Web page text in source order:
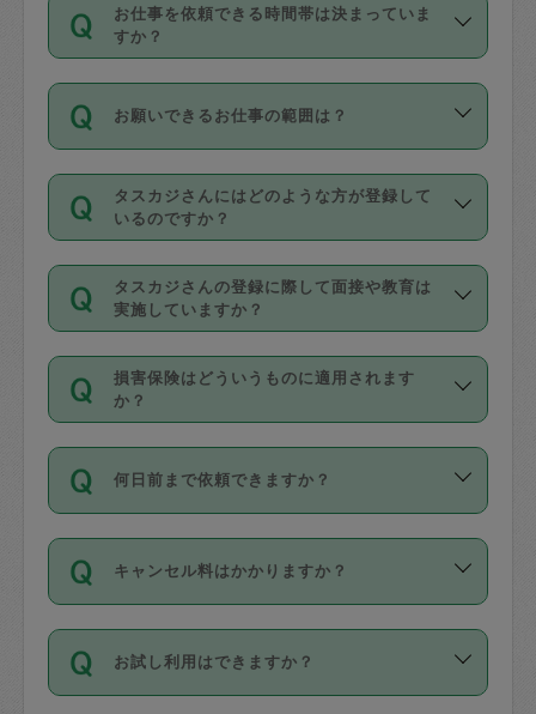
デビットカード・プリペイドカード（Vプ
リカ、au WALLETなど）は支払にはご利
銀行振込や現金払いも対応していませ
なお、タスカジさんの交通費も、依頼料
金のご請求と合わせてお支払いとなりま
動計算で表示されます。
定期の最低利用回数は設けていない代わ
りに、一定数を超えたキャンセルは有償
（例：毎週定期の場合は３回以上のキャ
ンセルが有償（1200円、隔週定期の場合
は２回以上のキャンセルが有償（1200
料金のご請求と合わせてお支払いとなり
ます。交通費の金額は「依頼の詳細」に
お仕事を依頼できる時間帯は決まっていま
すか？
時間帯は3種類あります。いずれも１回あ
たり３時間です。
・ＡＭ ９時～１２時
・ＰＭ １３時～１６時
・夜 １８時～２１時
開始時間を２時間前後変更することが可
能です。依頼送信後、個別にタスカジさ
んにメッセージを送り調整してくださ
い。ただし、２時間を越えての調整はで
時間も被らない場合、損害保険の対象外
お願いできるお仕事の範囲は？
掃除、整理収納、洗濯、買い物、料理、
作り置きです。タスカジさんによってで
きる仕事の範囲が異なりますので、依頼
する前にタスカジさんのプロフィールで
確認してください。
基本的に、高所での作業や危険作業、屋
外での作業は対象外です。
タスカジさんにはどのような方が登録して
いるのですか？
主婦として長年の家事経験をお持ちの
方、栄養士・調理師といった資格者で保
育園や学校の給食やレストランで料理関
係の専門職に従事されていた方、日本で
すでにハウスキーパーや英語の先生とし
てお仕事をしているフィリピン出身の
社員など様々なバックグラウンドの方が
登録しています。
日本語も話せる方など様々です。
ールに記載していますので、各自の得意
タスカジさんの登録に際して面接や教育は
実施していますか？
応募の際に、各自事務局との面接と説明
を行っています。その後、身分証明書の
写真提出をしていただいています。外国
確認しています。タスカジさんトレーニ
ング動画を使ったセルフトレーニングの
現場トライアルを受け、合格したタスカ
ジさんが活動されています。
※テストセンターの講評は１件目のレビュ
損害保険はどういうものに適用されます
か？
依頼者とタスカジさんとの間でタスカジ
を通して成立した作業時間内での作業に
適用されます。作業範囲は、掃除、洗
です。作業中に物を壊したり、人にけが
をさせたりした場合が対象で、補償金額
す。
何日前まで依頼できますか？
ご依頼は、現在を起点に3日後（72時間
以降）の日時から受付可能となっていま
す。
タスカジさんへ「募集」をかけることが
可能です。
キャンセル料はかかりますか？
キャンセル料には、以下の2種類がありま
す。
お試し利用はできますか？